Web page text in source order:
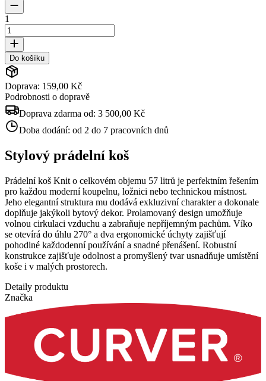
1
Do košíku
Doprava: 159,00 Kč
Podrobnosti o dopravě
Doprava zdarma od: 3 500,00 Kč
Doba dodání: od 2 do 7 pracovních dnů
Stylový prádelní koš
Prádelní koš Knit o celkovém objemu 57 litrů je perfektním řešením
pro každou moderní koupelnu, ložnici nebo technickou místnost.
Jeho elegantní struktura mu dodává exkluzivní charakter a dokonale
doplňuje jakýkoli bytový dekor. Prolamovaný design umožňuje
volnou cirkulaci vzduchu a zabraňuje nepříjemným pachům. Víko
se otevírá do úhlu 270° a dva ergonomické úchyty zajišťují
pohodlné každodenní používání a snadné přenášení. Robustní
konstrukce zajišťuje odolnost a promyšlený tvar usnadňuje umístění
koše i v malých prostorech.
Detaily produktu
Značka